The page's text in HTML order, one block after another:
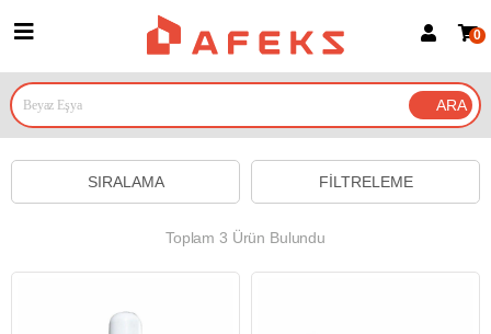
Google İle Bağlan
0
FILTRELEME
SIRALAMA
Toplam 3 Ürün Bulundu